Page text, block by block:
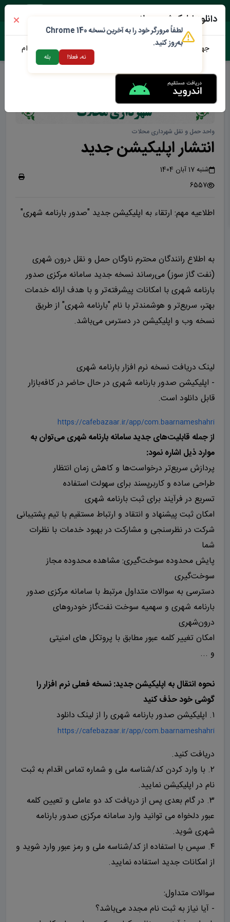
واحد حمل و نقل شهرداری محلات
انتشار اپلیکیشن جدید
شنبه 17 آبان 1404
6557
اطلاعیه مهم: ارتقاء به اپلیکیشن جدید "صدور بارنامه شهری"
به اطلاع رانندگان محترم ناوگان حمل و نقل درون شهری
(نفت گاز سوز) می‌رساند نسخه جدید سامانه مرکزی صدور
بارنامه شهری با امکانات پیشرفته‌تر و با هدف ارائه خدمات
بهتر، سریع‌تر و هوشمند‌تر با نام "بارنامه شهری" از طریق
نسخه وب و اپلیکیشن در دسترس می‌باشد.
لینک دریافت نسخه نرم افزار بارنامه شهری
- اپلیکیشن صدور بارنامه شهری در حال حاضر در کافه‌بازار
قابل دانلود است.
https://cafebazaar.ir/app/com.baarnameshahri
از جمله قابلیت‌های جدید سامانه بارنامه شهری می‌توان به
موارد ذیل اشاره نمود:
پردازش سریع‌تر درخواست‌ها و کاهش زمان انتظار
طراحی ساده و کاربرپسند برای سهولت استفاده
تسریع در فرآیند برای ثبت بارنامه شهری
امکان ثبت پیشنهاد و انتقاد و ارتباط مستقیم با تیم پشتیبانی
شرکت در نظرسنجی و مشارکت در بهبود خدمات با نظرات
شما
پایش محدوده سوخت‌گیری: مشاهده محدوده مجاز
سوخت‌گیری
دسترسی به سوالات متداول مرتبط با سامانه مرکزی صدور
بارنامه شهری و سهمیه سوخت نفت‌گاز خودروهای
درون‌شهری
امکان تغییر کلمه عبور مطابق با پروتکل های امنیتی
و ...
نحوه انتقال به اپلیکیشن جدید: نسخه فعلی نرم افزار را
گوشی خود حذف کنید
۱. اپلیکیشن صدور بارنامه شهری را از لینک دانلود
https://cafebazaar.ir/app/com.baarnameshahri
دریافت کنید.
۲. با وارد کردن کد/شناسه ملی و شماره تماس اقدام به ثبت
نام در اپلیکیشن نمایید.
۳. در گام بعدی پس از دریافت کد دو عاملی و تعیین کلمه
عبور دلخواه می توانید وارد سامانه مرکزی صدور بارنامه
شهری شوید.
۴. سپس با استفاده از کد/شناسه ملی و رمز عبور وارد شوید و
از امکانات جدید استفاده نمایید.
سوالات متداول:
- آیا نیاز به ثبت نام مجدد می‌باشد؟
دانلود اپلیکیشن محلات من
جهت دانلود نرم افزار محلات من می توانید از طریق لینک زیر اقدام
لطفاً مرورگر خود را به آخرین نسخه Chrome 140
به‌روز کنید.
نه، فعلا! بله